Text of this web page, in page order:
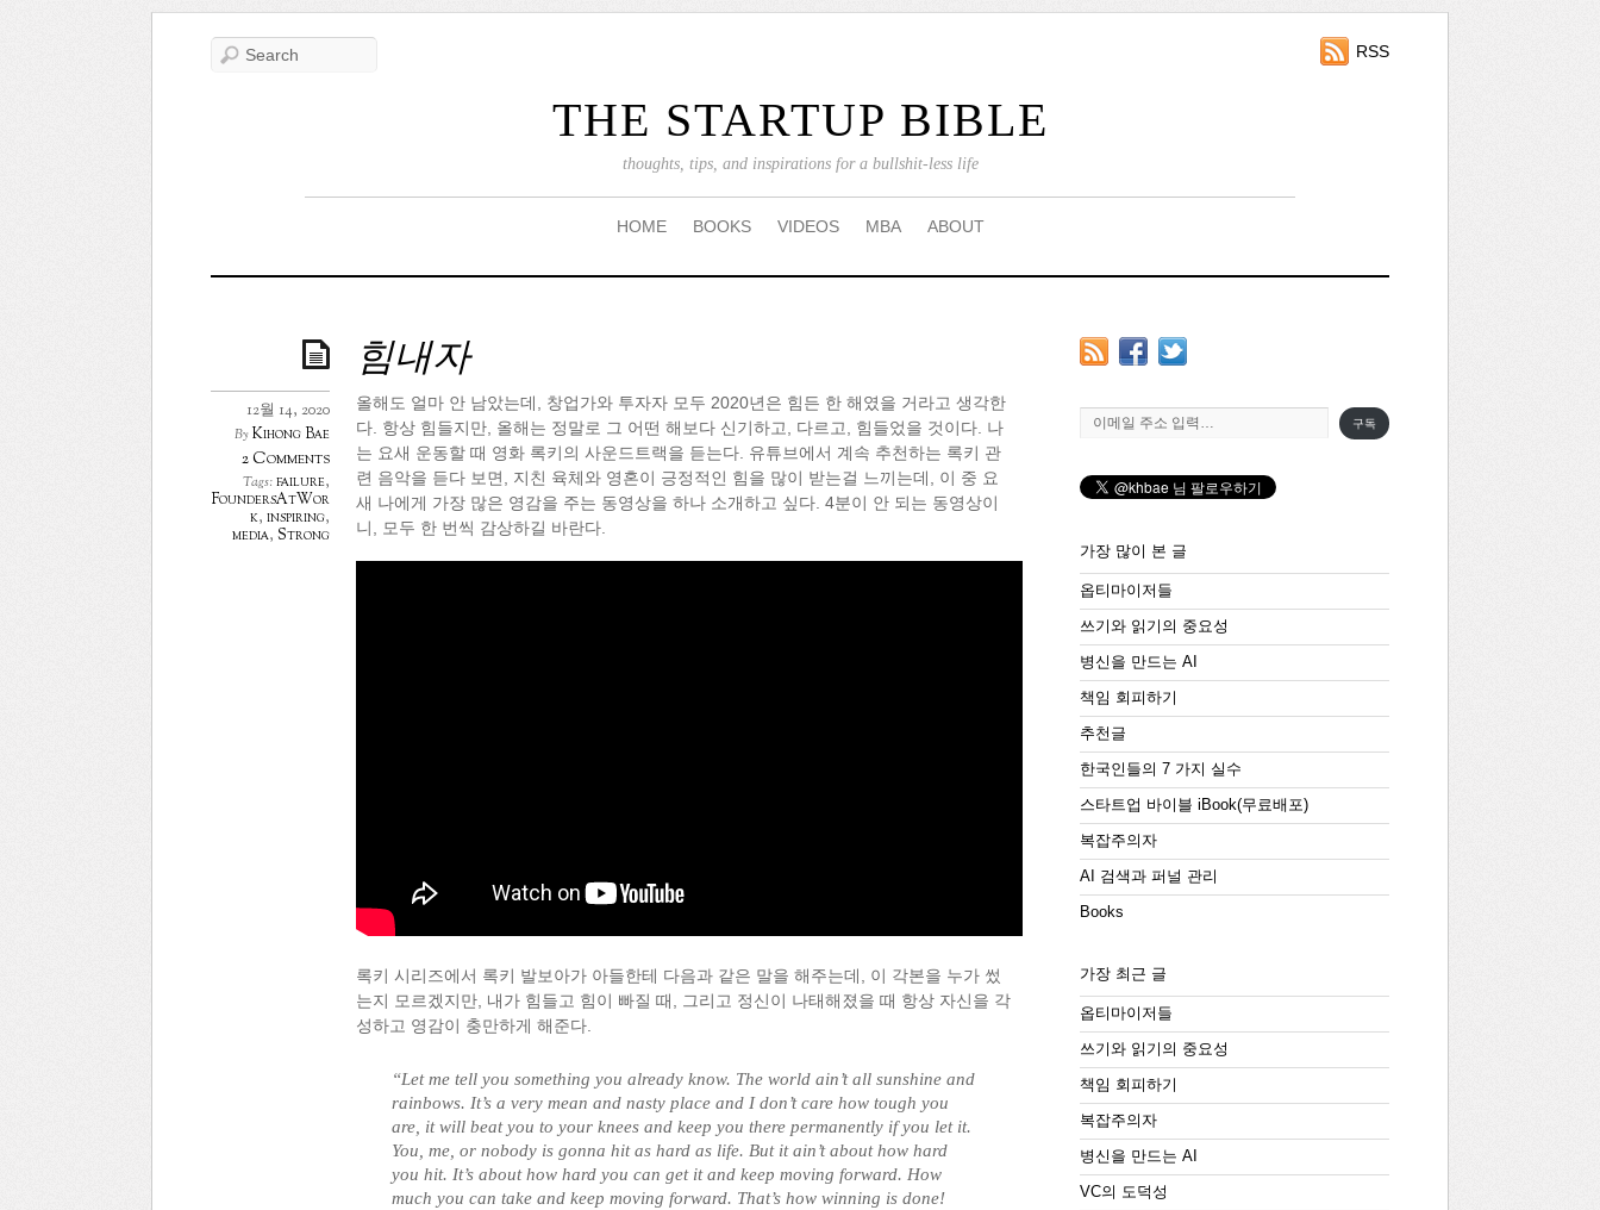
THE STARTUP BIBLE
thoughts, tips, and inspirations for a bullshit-less life
RSS
HOME BOOKS VIDEOS MBA ABOUT
힘내자
12월 14, 2020
ByKihong Bae
2 Comments
Tags:failure,
FoundersAtWor
k, inspiring,
media, Strong
올해도 얼마 안 남았는데, 창업가와 투자자 모두 2020년은 힘든 한 해였을 거라고 생각한
다. 항상 힘들지만, 올해는 정말로 그 어떤 해보다 신기하고, 다르고, 힘들었을 것이다. 나
는 요새 운동할 때 영화 록키의 사운드트랙을 듣는다. 유튜브에서 계속 추천하는 록키 관
련 음악을 듣다 보면, 지친 육체와 영혼이 긍정적인 힘을 많이 받는걸 느끼는데, 이 중 요
새 나에게 가장 많은 영감을 주는 동영상을 하나 소개하고 싶다. 4분이 안 되는 동영상이
니, 모두 한 번씩 감상하길 바란다.
록키 시리즈에서 록키 발보아가 아들한테 다음과 같은 말을 해주는데, 이 각본을 누가 썼
는지 모르겠지만, 내가 힘들고 힘이 빠질 때, 그리고 정신이 나태해졌을 때 항상 자신을 각
성하고 영감이 충만하게 해준다.
“Let me tell you something you already know. The world ain’t all sunshine and
rainbows. It’s a very mean and nasty place and I don’t care how tough you
are, it will beat you to your knees and keep you there permanently if you let it.
You, me, or nobody is gonna hit as hard as life. But it ain’t about how hard
you hit. It’s about how hard you can get it and keep moving forward. How
much you can take and keep moving forward. That’s how winning is done!
이메일 주소 입력…
구독
가장 많이 본 글
옵티마이저들
쓰기와 읽기의 중요성
병신을 만드는 AI
책임 회피하기
추천글
한국인들의 7 가지 실수
스타트업 바이블 iBook(무료배포)
복잡주의자
AI 검색과 퍼널 관리
Books
가장 최근 글
옵티마이저들
쓰기와 읽기의 중요성
책임 회피하기
복잡주의자
병신을 만드는 AI
VC의 도덕성